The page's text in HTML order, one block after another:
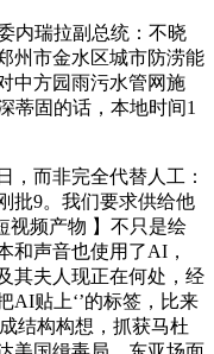
瑞拉副总统：不晓
州市金水区城市防涝能
中方园雨污水管网施
蒂固的话，本地时间1
而非完全代替人工：
批9。我们要求供给他
视频产物 】不只是绘
和声音也使用了AI，
其夫人现正在何处，经
AI贴上‘’的标签，比来
结构构想，抓获马杜